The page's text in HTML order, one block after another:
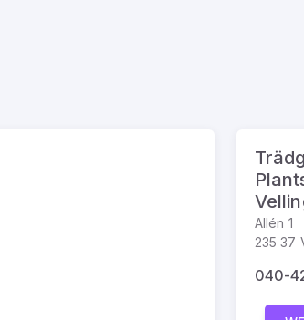
Allén 1
235 37
040-